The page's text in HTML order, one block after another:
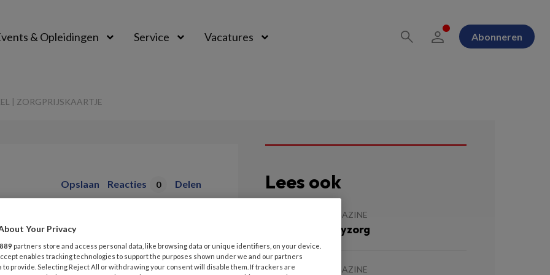
& Opleidingen Service Vacatures Abonneren
| ZORGPRIJSKAARTJE
Opslaan Reacties 0 Delen
de Man-van
Lees ook
MAGAZINE
Stervensbuddyzorg
1 JULI 2026 MAGAZINE
Your Privacy
889 partners store and access personal data, like browsing data or unique identifiers, on your device.
enables tracking technologies to support the purposes shown under we and our partners
to provide. Selecting Reject All or withdrawing your consent will disable them. If trackers are